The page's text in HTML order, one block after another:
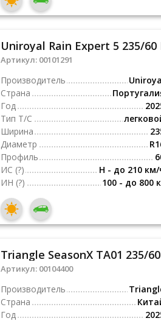
Uniroyal Rain Expert 5 235/60
Артикул: 00101291
Производитель
Страна
Год
Тип Т/С
Ширина
Диаметр
Профиль
ИС (?)
H - до 210 км/
ИН (?) 100 - до 800
Triangle SeasonX TA01 235/60
Артикул: 00104400
Производитель
Страна
Год